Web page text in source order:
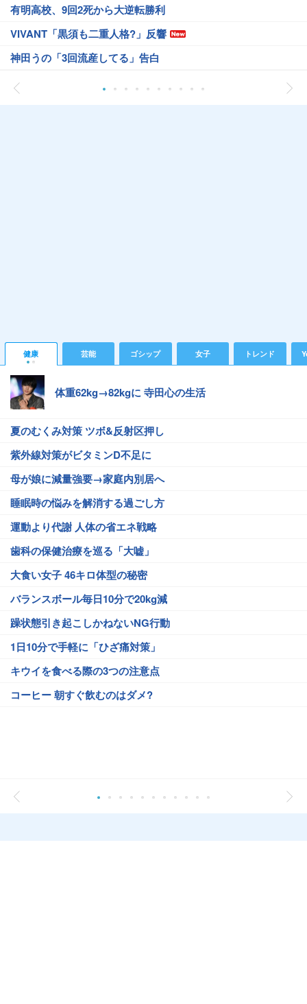
有明高校、9回2死から大逆転勝利
VIVANT「黒須も二重人格?」反響
神田うの「3回流産してる」告白
健康 芸能 ゴシップ 女子 トレンド
体重62kg→82kgに 寺田心の生活
夏のむくみ対策 ツボ&反射区押し
紫外線対策がビタミンD不足に
母が娘に減量強要→家庭内別居へ
睡眠時の悩みを解消する過ごし方
運動より代謝 人体の省エネ戦略
歯科の保健治療を巡る「大嘘」
大食い女子 46キロ体型の秘密
バランスボール毎日10分で20kg減
躁状態引き起こしかねないNG行動
1日10分で手軽に「ひざ痛対策」
キウイを食べる際の3つの注意点
コーヒー 朝すぐ飲むのはダメ?